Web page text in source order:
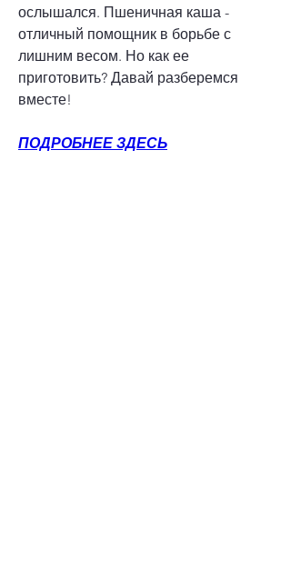
ослышался. Пшеничная каша -
отличный помощник в борьбе с
лишним весом. Но как ее
приготовить? Давай разберемся
вместе!
ПОДРОБНЕЕ ЗДЕСЬ